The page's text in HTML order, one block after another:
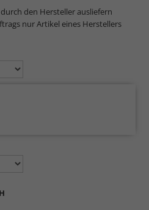
den Hersteller ausliefern
nur Artikel eines Herstellers